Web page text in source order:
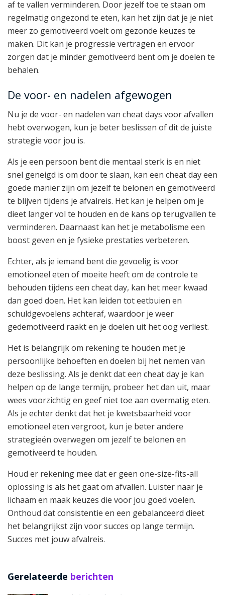
af te vallen verminderen. Door jezelf toe te staan om
regelmatig ongezond te eten, kan het zijn dat je je niet
meer zo gemotiveerd voelt om gezonde keuzes te
maken. Dit kan je progressie vertragen en ervoor
zorgen dat je minder gemotiveerd bent om je doelen te
behalen.
De voor- en nadelen afgewogen
Nu je de voor- en nadelen van cheat days voor afvallen
hebt overwogen, kun je beter beslissen of dit de juiste
strategie voor jou is.
Als je een persoon bent die mentaal sterk is en niet
snel geneigd is om door te slaan, kan een cheat day een
goede manier zijn om jezelf te belonen en gemotiveerd
te blijven tijdens je afvalreis. Het kan je helpen om je
dieet langer vol te houden en de kans op terugvallen te
verminderen. Daarnaast kan het je metabolisme een
boost geven en je fysieke prestaties verbeteren.
Echter, als je iemand bent die gevoelig is voor
emotioneel eten of moeite heeft om de controle te
behouden tijdens een cheat day, kan het meer kwaad
dan goed doen. Het kan leiden tot eetbuien en
schuldgevoelens achteraf, waardoor je weer
gedemotiveerd raakt en je doelen uit het oog verliest.
Het is belangrijk om rekening te houden met je
persoonlijke behoeften en doelen bij het nemen van
deze beslissing. Als je denkt dat een cheat day je kan
helpen op de lange termijn, probeer het dan uit, maar
wees voorzichtig en geef niet toe aan overmatig eten.
Als je echter denkt dat het je kwetsbaarheid voor
emotioneel eten vergroot, kun je beter andere
strategieën overwegen om jezelf te belonen en
gemotiveerd te houden.
Houd er rekening mee dat er geen one-size-fits-all
oplossing is als het gaat om afvallen. Luister naar je
lichaam en maak keuzes die voor jou goed voelen.
Onthoud dat consistentie en een gebalanceerd dieet
het belangrijkst zijn voor succes op lange termijn.
Succes met jouw afvalreis.
Gerelateerde berichten